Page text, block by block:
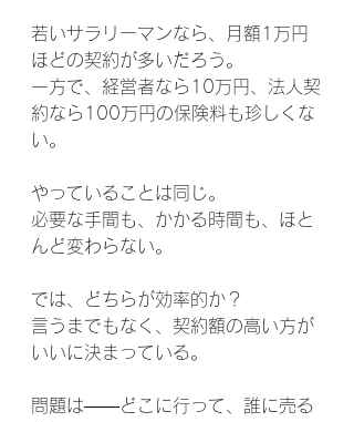
若いサラリーマンなら、月額1万円
ほどの契約が多いだろう。
一方で、経営者なら10万円、法人契
約なら100万円の保険料も珍しくな
い。
やっていることは同じ。
必要な手間も、かかる時間も、ほと
んど変わらない。
では、どちらが効率的か？
言うまでもなく、契約額の高い方が
いいに決まっている。
問題は――どこに行って、誰に売る